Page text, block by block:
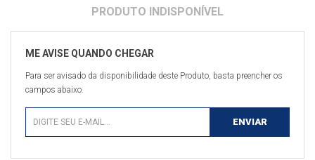
Para ser avisado da disponibilidade deste Produto, basta preencher os
campos abaixo.